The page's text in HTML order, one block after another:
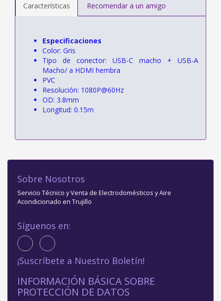
Características Recomendar a un amigo
Especificaciones
Color: Gris
Tipo de conector: USB-C macho + USB-A
Macho/ a HDMI hembra
PVC
Resolución: 1080P@60Hz
OD: 3.8mm
Longitud: 0.15m
Sobre Nosotros
Servicio Técnico y Venta de Electrodomésticos y Aire
Acondicionado en Trujillo
Síguenos en:
¡Suscríbete a Nuestro Boletín!
INFORMACIÓN BÁSICA SOBRE
PROTECCIÓN DE DATOS